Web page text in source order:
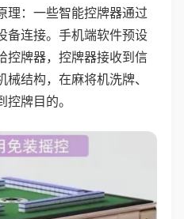
理：一些智能控牌器通过
备连接。手机端软件预设
控牌器，控牌器接收到信
结构，在麻将机洗牌、
牌目的。